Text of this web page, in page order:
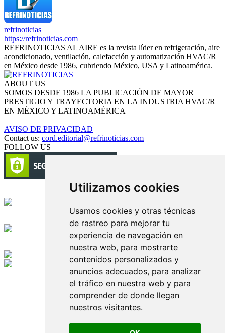
Utilizamos cookies
Usamos cookies y otras técnicas
de rastreo para mejorar tu
experiencia de navegación en
nuestra web, para mostrarte
contenidos personalizados y
anuncios adecuados, para analizar
el tráfico en nuestra web y para
comprender de donde llegan
nuestros visitantes.
refrinoticias
https://refrinoticias.com
REFRINOTICIAS AL AIRE es la revista líder en refrigeración, aire
acondicionado, ventilación, calefacción y automatización HVAC/R
en México desde 1986, cubriendo México, USA y Latinoamérica.
ABOUT US
SOMOS DESDE 1986 LA PUBLICACIÓN DE MAYOR
PRESTIGIO Y TRAYECTORIA EN LA INDUSTRIA HVAC/R
EN MÉXICO Y LATINOAMÉRICA
AVISO DE PRIVACIDAD
Contact us: cord.editorial@refrinoticias.com
FOLLOW US
Circulación certificada
Edición digital con tecnología
Playa Revolcadero 222 Col. Reforma Iztaccihuatl Norte C.P. 08810
CIUDAD DE MEXICO
Conmutador CIUDAD DE MEXICO (+52) 555 740 4476, 555 740
© 2000-2026 BURO DE MERCADOTECNIA DEL CENTRO,
Todos los nombres, marcas, logotipos, productos e imagenes